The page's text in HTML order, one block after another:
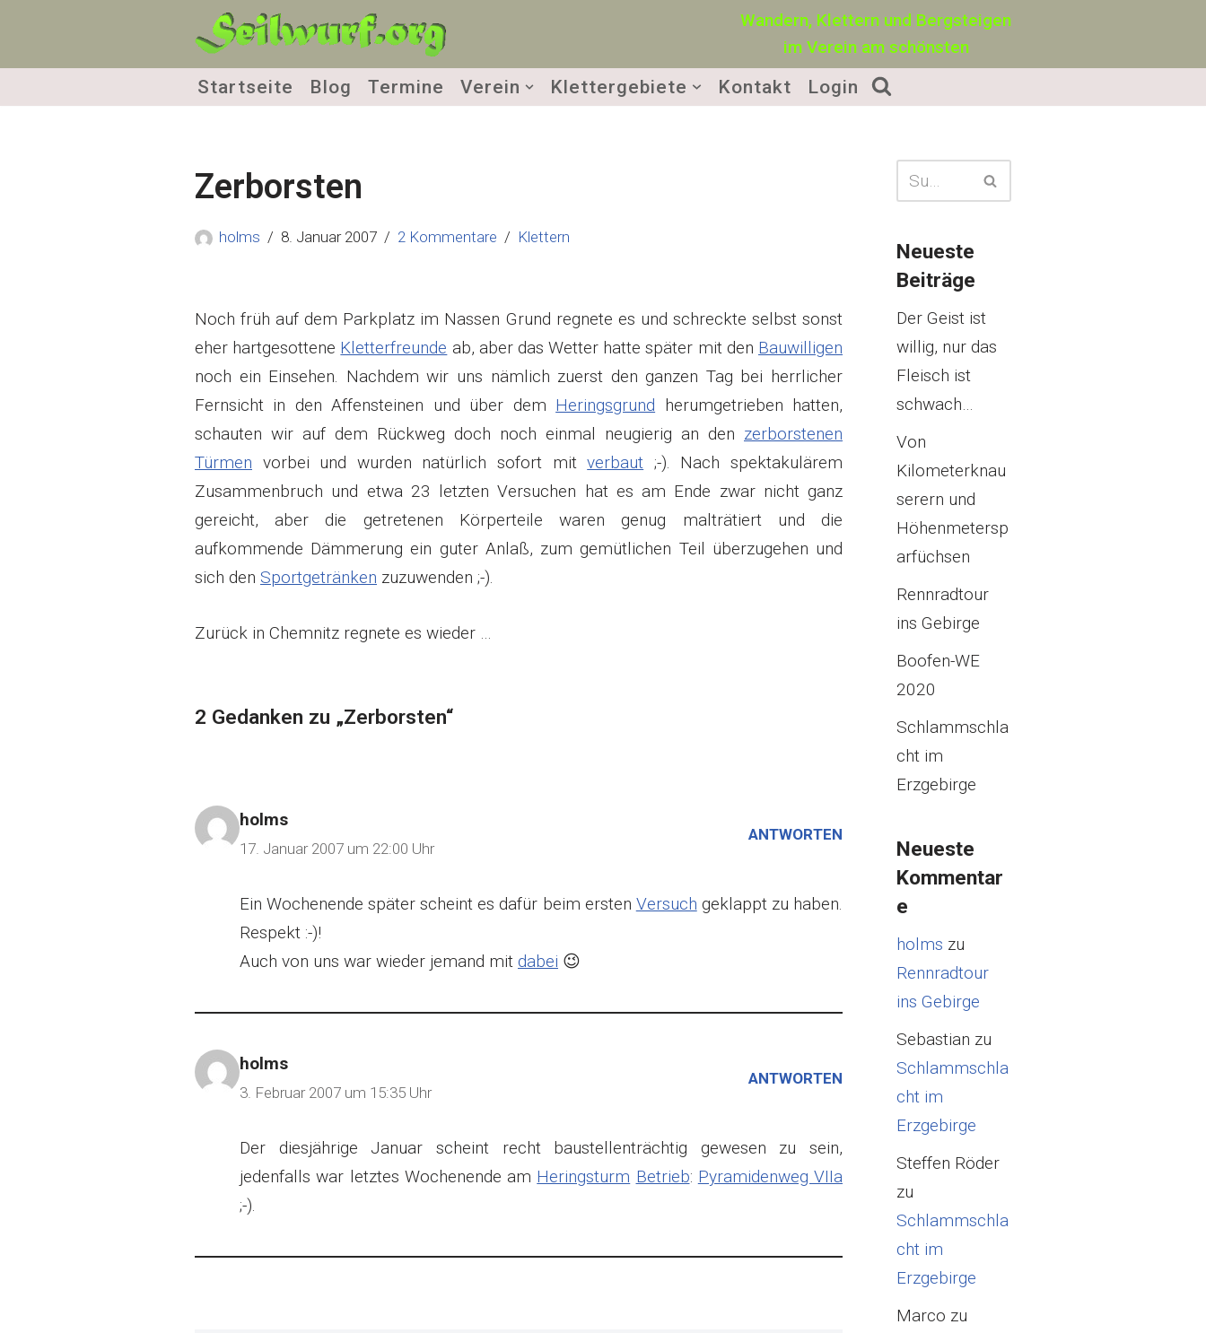
springen
Wandern, Klettern und Bergsteigen
im Verein am schönsten
Startseite Blog Termine Verein Klettergebiete Kontakt Login
Zerborsten
holms 8. Januar 2007 2 Kommentare Klettern
Noch früh auf dem Parkplatz im Nassen Grund regnete es und schreckte selbst sonst
eher hartgesottene Kletterfreunde ab, aber das Wetter hatte später mit den Bauwilligen
noch ein Einsehen. Nachdem wir uns nämlich zuerst den ganzen Tag bei herrlicher
Fernsicht in den Affensteinen und über dem Heringsgrund herumgetrieben hatten,
schauten wir auf dem Rückweg doch noch einmal neugierig an den zerborstenen
Türmen vorbei und wurden natürlich sofort mitverbaut ;-). Nach spektakulärem
Zusammenbruch und etwa 23 letzten Versuchen hat es am Ende zwar nicht ganz
gereicht, aber die getretenen Körperteile waren genug malträtiert und die
aufkommende Dämmerung ein guter Anlaß, zum gemütlichen Teil überzugehen und
sich den Sportgetränken zuzuwenden ;-).
Zurück in Chemnitz regnete es wieder …
2 Gedanken zu „Zerborsten“
holms
17. Januar 2007 um 22:00 Uhr
ANTWORTEN
Ein Wochenende später scheint es dafür beim ersten Versuch geklappt zu haben.
Respekt :-)!
Auch von uns war wieder jemand mit dabei 😉
holms
3. Februar 2007 um 15:35 Uhr
ANTWORTEN
Der diesjährige Januar scheint recht baustellenträchtig gewesen zu sein,
jedenfalls war letztes Wochenende am Heringsturm Betrieb: Pyramidenweg VIIa
;-).
Neueste
Beiträge
Der Geist ist
willig, nur das
Fleisch ist
schwach…
Von
Kilometerknau
serern und
Höhenmetersp
arfüchsen
Rennradtour
ins Gebirge
Boofen-WE
2020
Schlammschla
cht im
Erzgebirge
Neueste
Kommentar
e
holms zu
Rennradtour
ins Gebirge
Sebastian zu
Schlammschla
cht im
Erzgebirge
Steffen Röder
zu
Schlammschla
cht im
Erzgebirge
Marco zu